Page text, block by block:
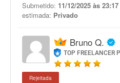
Submetido: 11/12/2025 às 23:17
estimada: Privado
Bruno Q.
TOP FREELANCER
Rejeitada